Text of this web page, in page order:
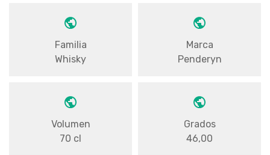
Familia
Whisky
Marca
Penderyn
Volumen
70 cl
Grados
46,00